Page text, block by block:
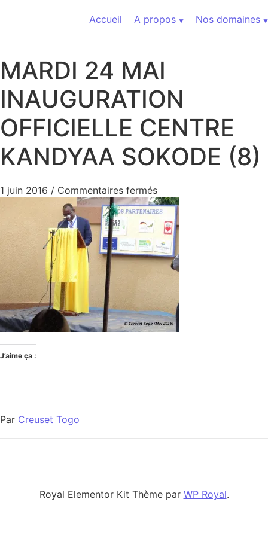
Accueil
A propos Nos domaines
MARDI 24 MAI
INAUGURATION
OFFICIELLE CENTRE
KANDYAA SOKODE (8)
1 juin 2016 / Commentaires ferméssur MARDI 24 MAI
J’aime ça :
Par Creuset Togo
Royal Elementor Kit Thème par WP Royal.